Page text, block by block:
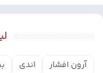
آرون افشار اندی